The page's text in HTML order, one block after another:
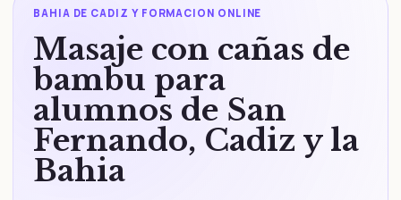
BAHIA DE CADIZ Y FORMACION ONLINE
Masaje con cañas de
bambu para
alumnos de San
Fernando, Cadiz y la
Bahia